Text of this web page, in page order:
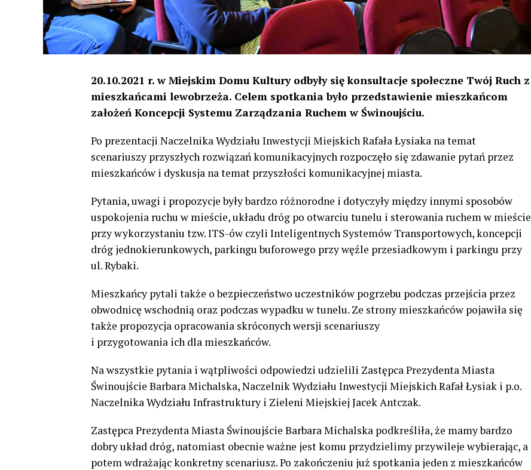
20.10.2021 r. w Miejskim Domu Kultury odbyły się konsultacje społeczne Twój Ruch z
mieszkańcami lewobrzeża. Celem spotkania było przedstawienie mieszkańcom
założeń Koncepcji Systemu Zarządzania Ruchem w Świnoujściu.
Po prezentacji Naczelnika Wydziału Inwestycji Miejskich Rafała Łysiaka na temat
scenariuszy przyszłych rozwiązań komunikacyjnych rozpoczęło się zdawanie pytań przez
mieszkańców i dyskusja na temat przyszłości komunikacyjnej miasta.
Pytania, uwagi i propozycje były bardzo różnorodne i dotyczyły między innymi sposobów
uspokojenia ruchu w mieście, układu dróg po otwarciu tunelu i sterowania ruchem w mieście
przy wykorzystaniu tzw. ITS-ów czyli Inteligentnych Systemów Transportowych, koncepcji
dróg jednokierunkowych, parkingu buforowego przy węźle przesiadkowym i parkingu przy
ul. Rybaki.
Mieszkańcy pytali także o bezpieczeństwo uczestników pogrzebu podczas przejścia przez
obwodnicę wschodnią oraz podczas wypadku w tunelu. Ze strony mieszkańców pojawiła się
także propozycja opracowania skróconych wersji scenariuszy
i przygotowania ich dla mieszkańców.
Na wszystkie pytania i wątpliwości odpowiedzi udzielili Zastępca Prezydenta Miasta
Świnoujście Barbara Michalska, Naczelnik Wydziału Inwestycji Miejskich Rafał Łysiak i p.o.
Naczelnika Wydziału Infrastruktury i Zieleni Miejskiej Jacek Antczak.
Zastępca Prezydenta Miasta Świnoujście Barbara Michalska podkreśliła, że mamy bardzo
dobry układ dróg, natomiast obecnie ważne jest komu przydzielimy przywileje wybierając, a
potem wdrażając konkretny scenariusz. Po zakończeniu już spotkania jeden z mieszkańców